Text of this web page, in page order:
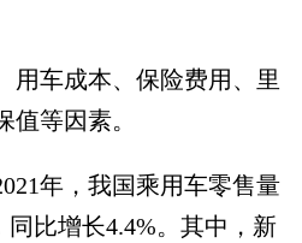
车成本、保险费用、里
等因素。
年，我国乘用车零售量
同比增长4.4%。其中，新